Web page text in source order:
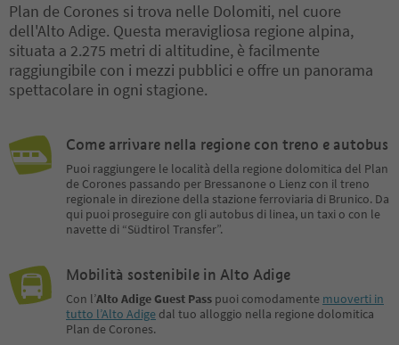
fienile dei profumi. Poi visitiamo il
giardino delle erbe e finiamo la
ns. escursione con Sűdtiroler
Breatl (pane tradizionale) e crema
spalmabile alle erbe selvatiche e
una bevanda rinfrescante.
o scarpe da trekking
Tempo di percorrenza: ca. 35 min.
Durata totale: 3 ore
NON ADATTO PER PASSEGGINI.
Prenotazione: online oppure
all'Ass. Turistica Chienes entro il
Numero minimo di partecipanti: 2
persone
Numero massimo di
partecipanti:16 persone
Inizio: Casa sociale, Via Huben 36
Noleggio biciclette
direttamente in hotel.
Iscrizione & info: 2
entro le ore 16.00
Gassenwirt numero
Numero massimo di
Plan de Corones si trova nelle Dolomiti, nel cuore
dell'Alto Adige. Questa meravigliosa regione alpina,
situata a 2.275 metri di altitudine, è facilmente
raggiungibile con i mezzi pubblici e offre un panorama
spettacolare in ogni stagione.
Come arrivare nella regione con treno e autobus
Puoi raggiungere le località della regione dolomitica del Plan
de Corones passando per Bressanone o Lienz con il treno
regionale in direzione della stazione ferroviaria di Brunico. Da
qui puoi proseguire con gli autobus di linea, un taxi o con le
navette di “Südtirol Transfer”.
Mobilità sostenibile in Alto Adige
Con l’Alto Adige Guest Pass puoi comodamente muoverti in
tutto l’Alto Adige dal tuo alloggio nella regione dolomitica
Plan de Corones.